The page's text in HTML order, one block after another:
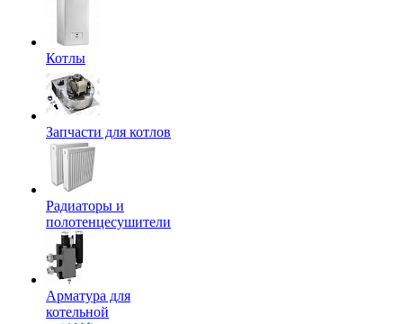
Котлы
Запчасти для котлов
Радиаторы и
полотенцесушители
Арматура для
котельной